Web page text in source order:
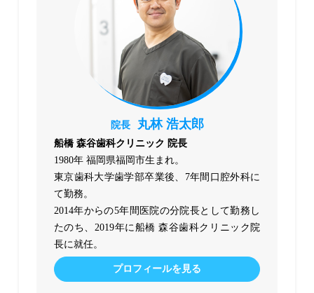
院長 丸林 浩太郎
船橋 森谷歯科クリニック 院長
1980年 福岡県福岡市生まれ。
東京歯科大学歯学部卒業後、7年間口腔外科に
て勤務。
2014年からの5年間医院の分院長として勤務し
たのち、2019年に船橋 森谷歯科クリニック院
長に就任。
プロフィールを見る